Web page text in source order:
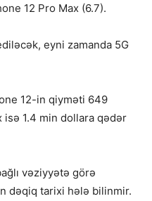
12 Pro Max (6.7).
eyni zamanda 5G
12-in qiyməti 649
isə 1.4 min dollara qədər
vəziyyətə görə
dəqiq tarixi hələ bilinmir.